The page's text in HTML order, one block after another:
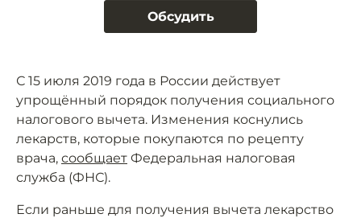
Обсудить
С 15 июля 2019 года в России действует
упрощённый порядок получения социального
налогового вычета. Изменения коснулись
лекарств, которые покупаются по рецепту
врача, сообщает Федеральная налоговая
служба (ФНС).
Если раньше для получения вычета лекарство